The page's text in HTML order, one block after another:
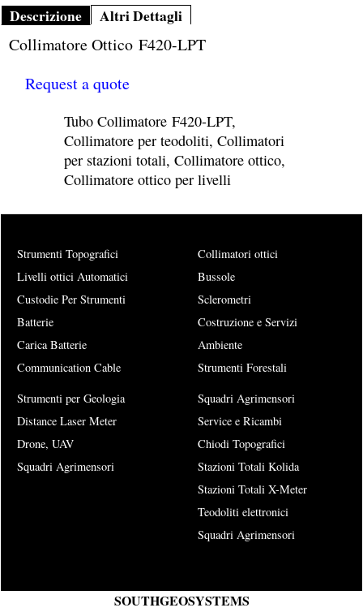
Descrizione Altri Dettagli
Collimatore Ottico F420-LPT
Request a quote
Tubo Collimatore F420-LPT,
Collimatore per teodoliti, Collimatori
per stazioni totali, Collimatore ottico,
Collimatore ottico per livelli
Strumenti Topografici
Livelli ottici Automatici
Custodie Per Strumenti
Batterie
Carica Batterie
Communication Cable
Collimatori ottici
Bussole
Sclerometri
Costruzione e Servizi
Ambiente
Strumenti Forestali
Strumenti per Geologia
Distance Laser Meter
Drone, UAV
Squadri Agrimensori
Squadri Agrimensori
Service e Ricambi
Chiodi Topografici
Stazioni Totali Kolida
Stazioni Totali X-Meter
Teodoliti elettronici
Squadri Agrimensori
SOUTHGEOSYSTEMS